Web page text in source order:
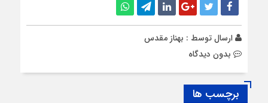
ارسال توسط : بهناز مقدس
بدون دیدگاه
برچسب ها